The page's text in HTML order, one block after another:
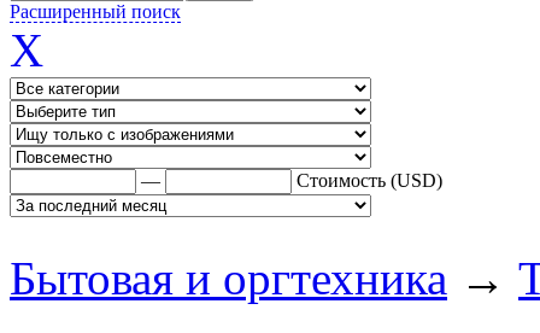
Расширенный поиск
X
— Стоимость (USD)
Бытовая и оргтехника →